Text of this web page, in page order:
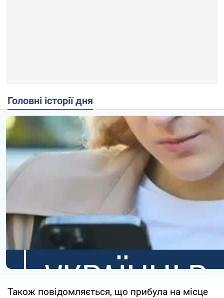
Головні історії дня
Також повідомляється, що прибула на місце